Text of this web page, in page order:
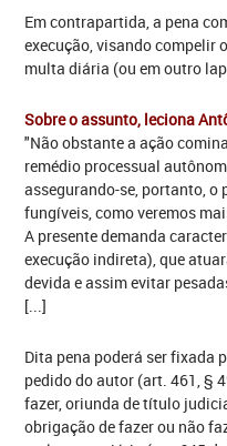
Em contrapartida, a pena
execução, visando compelir
multa diária (ou em outro
Sobre o assunto, leciona
"Não obstante a ação
remédio processual
assegurando-se, portanto,
fungíveis, como veremos
A presente demanda
execução indireta), que
devida e assim evitar
[...]
Dita pena poderá ser fixada
pedido do autor (art. 461, §
fazer, oriunda de título
obrigação de fazer ou não